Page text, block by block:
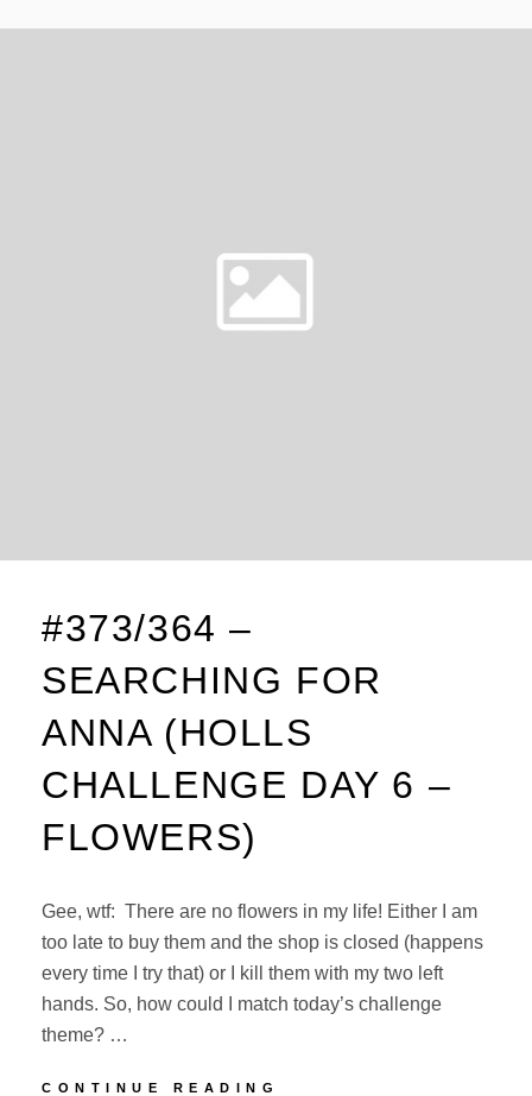
CHALLENGE
#373/364 –
SEARCHING FOR
ANNA (HOLLS
CHALLENGE DAY 6 –
FLOWERS)
Gee, wtf: There are no flowers in my life! Either I am
too late to buy them and the shop is closed (happens
every time I try that) or I kill them with my two left
hands. So, how could I match today’s challenge
theme? …
CONTINUE READING